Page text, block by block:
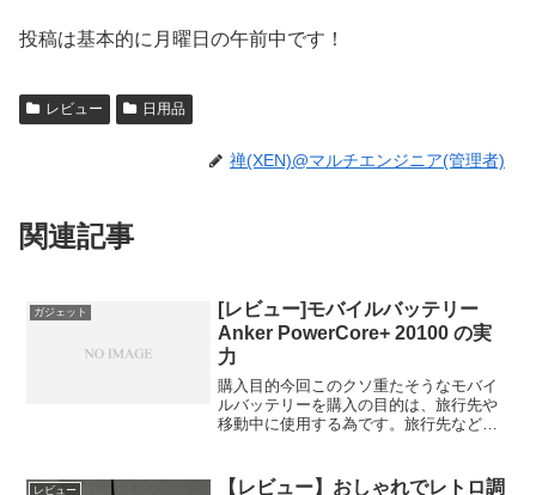
投稿は基本的に月曜日の午前中です！
レビュー 日用品
禅(XEN)@マルチエンジニア(管理者)
関連記事
ガジェット
[レビュー]モバイルバッテリー
Anker PowerCore+ 20100 の実
力
購入目的今回このクソ重たそうなモバイ
ルバッテリーを購入の目的は、旅行先や
移動中に使用する為です。旅行先などで
ます。自動車の車内でもシガーソケット
レビュー
【レビュー】おしゃれでレトロ調